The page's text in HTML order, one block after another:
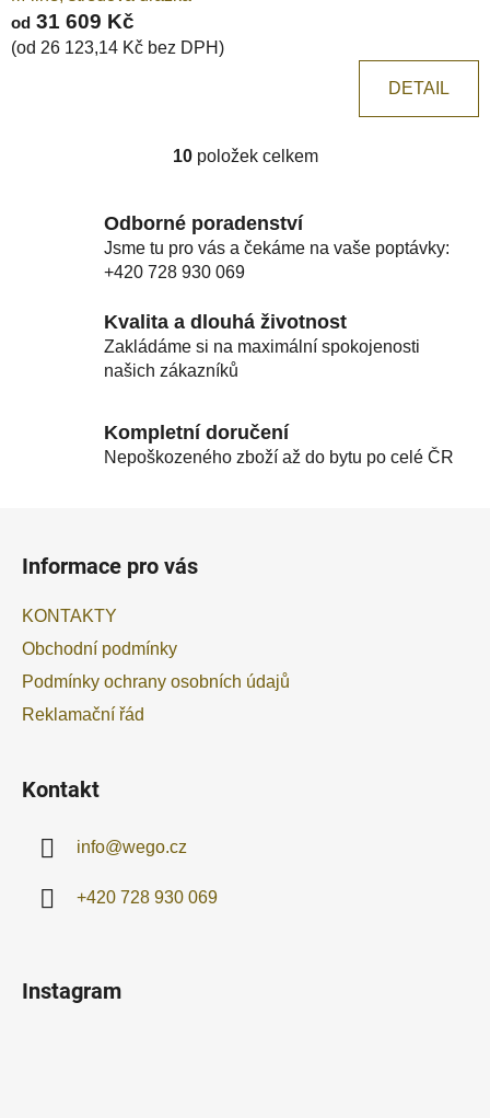
od 31 609 Kč
(od 26 123,14 Kč bez DPH)
DETAIL
O
l
á
d
c
í
p
k
y
10položek celkem
Odborné poradenství
Jsme tu pro vás a čekáme na vaše poptávky:
+420 728 930 069
Kvalita a dlouhá životnost
Zakládáme si na maximální spokojenosti
našich zákazníků
Kompletní doručení
Nepoškozeného zboží až do bytu po celé ČR
Informace pro vás
KONTAKTY
Obchodní podmínky
Podmínky ochrany osobních údajů
Reklamační řád
Kontakt
info@wego.cz
+420 728 930 069
Instagram